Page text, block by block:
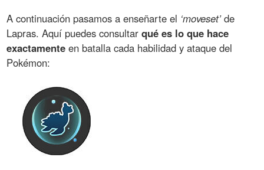
A continuación pasamos a enseñarte el ‘moveset’de
Lapras. Aquí puedes consultarqué es lo que hace
exactamente en batalla cada habilidad y ataque del
Pokémon: